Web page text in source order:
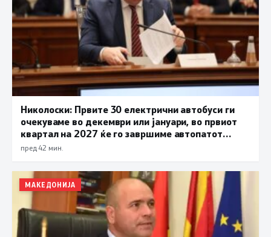
Николоски: Првите 30 електрични автобуси ги
очекуваме во декември или јануари, во првиот
квартал на 2027 ќе го завршиме автопатот
Охрид – Кичево
пред 42 мин.
МАКЕДОНИЈА